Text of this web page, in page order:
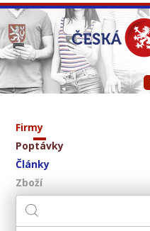
Firmy
Poptávky
Články
Zboží